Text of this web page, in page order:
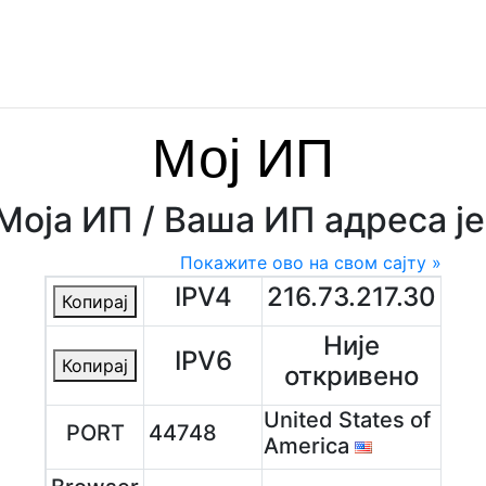
Мој ИП
ИП / Ваша ИП адреса
Покажите ово на свом сајту »
Копирај
IPV4 216.73.217.30
Копирај IPV6
Није
откривено
PORT 44748
United States of
America